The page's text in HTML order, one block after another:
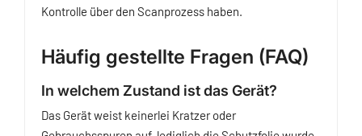
Kontrolle über den Scanprozess haben.
Häufig gestellte Fragen (FAQ)
In welchem Zustand ist das Gerät?
Das Gerät weist keinerlei Kratzer oder